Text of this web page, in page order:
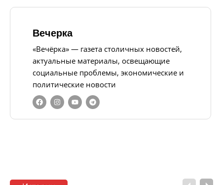
Вечерка
«Вечёрка» — газета столичных новостей,
актуальные материалы, освещающие
социальные проблемы, экономические и
политические новости